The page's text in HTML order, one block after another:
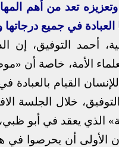
تعد من أهم
في جميع درجاتها
أحمد التوفيق،
الأمة، خاصة أن
القيام بالعبادة في
خلال الجلسة
الذي يعقد في أبو
الأولى أن يحرصوا